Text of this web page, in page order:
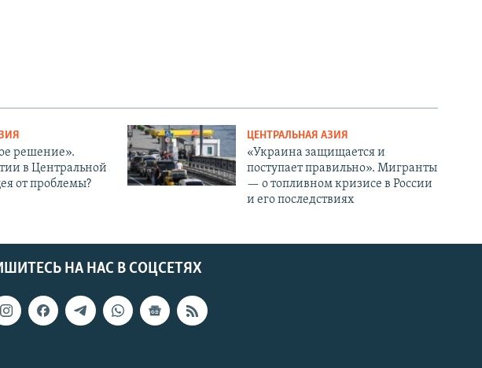
решение».
в Центральной
от проблемы?
ЦЕНТРАЛЬНАЯ АЗИЯ
«Украина защищается и
поступает правильно». Мигранты
— о топливном кризисе в России
и его последствиях
НА НАС В СОЦСЕТЯХ